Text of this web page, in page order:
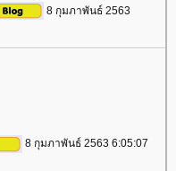
8 กุมภาพันธ์ 2563
8 กุมภาพันธ์ 2563 6:05:07